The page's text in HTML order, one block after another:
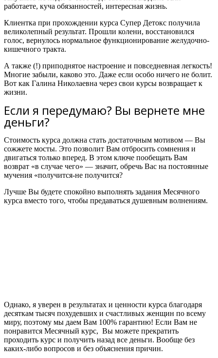
работаете, куча обязанностей, интересная жизнь.
Клиентка при прохождении курса Супер Детокс получила
великолепный результат. Прошли колени, восстановился
голос, вернулось нормальное функционирование желудочно-
кишечного тракта.
А также (!) приподнятое настроение и повседневная легкость!
Многие забыли, каково это. Даже если особо ничего не болит.
Вот как Галина Николаевна через свои курсы возвращает к
жизни.
Если я передумаю? Вы вернете мне
деньги?
Стоимость курса должна стать достаточным мотивом — Вы
сожжете мосты. Это позволит Вам отбросить сомнения и
двигаться только вперед. В этом ключе пообещать Вам
возврат «в случае чего» — значит, обречь Вас на постоянные
мучения «получится-не получится?
Лучше Вы будете спокойно выполнять задания Месячного
курса вместо того, чтобы предаваться душевным волнениям.
Однако, я уверен в результатах и ценности курса благодаря
десяткам тысяч похудевших и счастливых женщин по всему
миру, поэтому мы даем Вам 100% гарантию! Если Вам не
понравится Месячный курс, Вы можете прекратить
проходить курс и получить назад все деньги. Вообще без
каких-либо вопросов и без объяснения причин.